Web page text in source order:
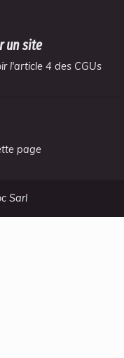
un site
l'article 4 des CGUs
page
Sarl